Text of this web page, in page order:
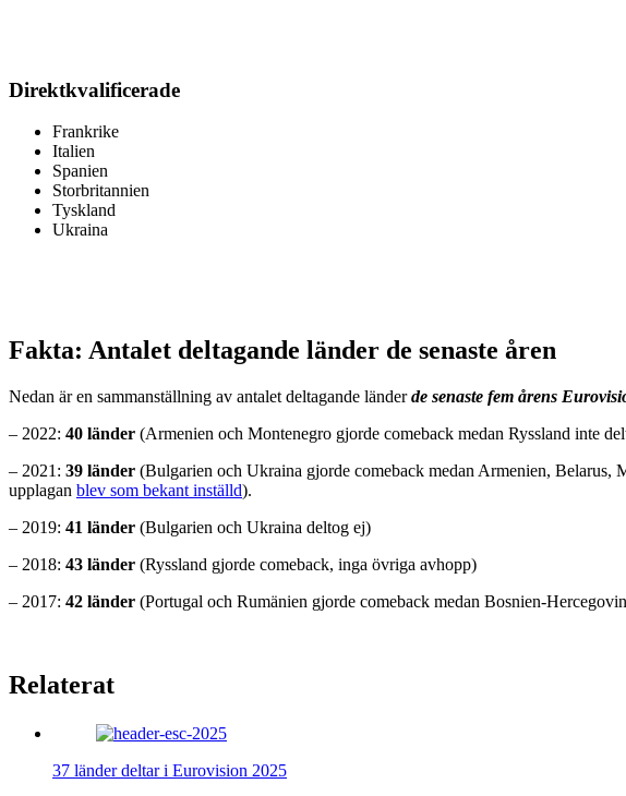
Direktkvalificerade
Frankrike
Italien
Spanien
Storbritannien
Tyskland
Ukraina
Fakta: Antalet deltagande länder de senaste åren
Nedan är en sammanställning av antalet deltagande länderde senaste fem årens
– 2022: 40 länder (Armenien och Montenegro gjorde comeback medan Ryssland inte
– 2021: 39 länder (Bulgarien och Ukraina gjorde comeback medan Armenien, Belarus,
upplagan blev som bekant inställd).
– 2019: 41 länder (Bulgarien och Ukraina deltog ej)
– 2018: 43 länder (Ryssland gjorde comeback, inga övriga avhopp)
– 2017: 42 länder (Portugal och Rumänien gjorde comeback medan Bosnien-
Relaterat
37 länder deltar i Eurovision 2025